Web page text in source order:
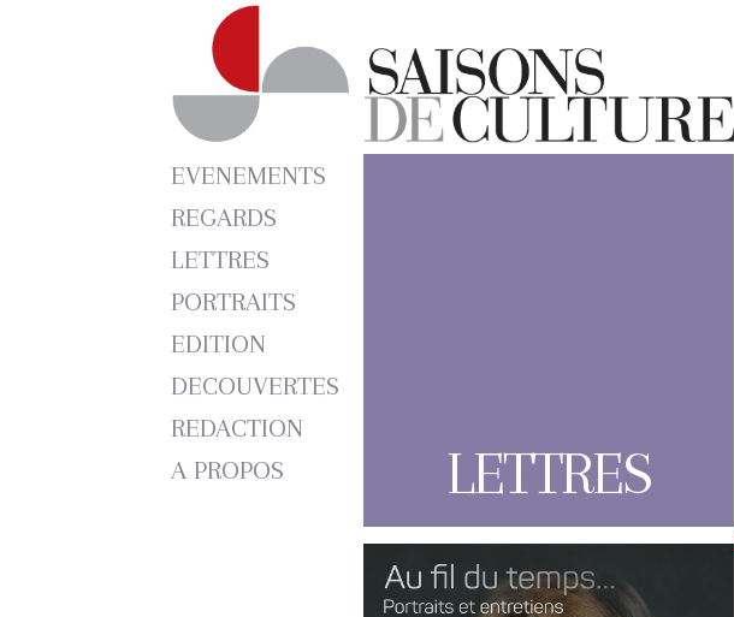
EVENEMENTS
REGARDS
LETTRES
PORTRAITS
EDITION
DECOUVERTES
REDACTION
A PROPOS
LETTRES